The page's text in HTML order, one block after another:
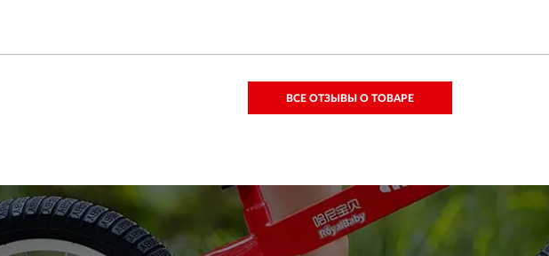
ВСЕ ОТЗЫВЫ О ТОВАРЕ